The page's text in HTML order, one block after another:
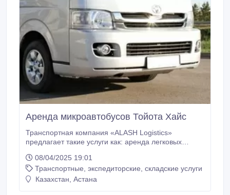
Аренда микроавтобусов Тойота Хайс
Транспортная компания «ALASH Logistics»
предлагает такие услуги как: аренда легковых
комфортабельных микроавтобусов на 11-20 мест с
водителем по городу Астана и всему Казахстану и
странам СНГ. Встреча/проводы с аэропорта/
08/04/2025 19:01
Транспортные, экспедиторские, складские услуги
Казахстан, Астана